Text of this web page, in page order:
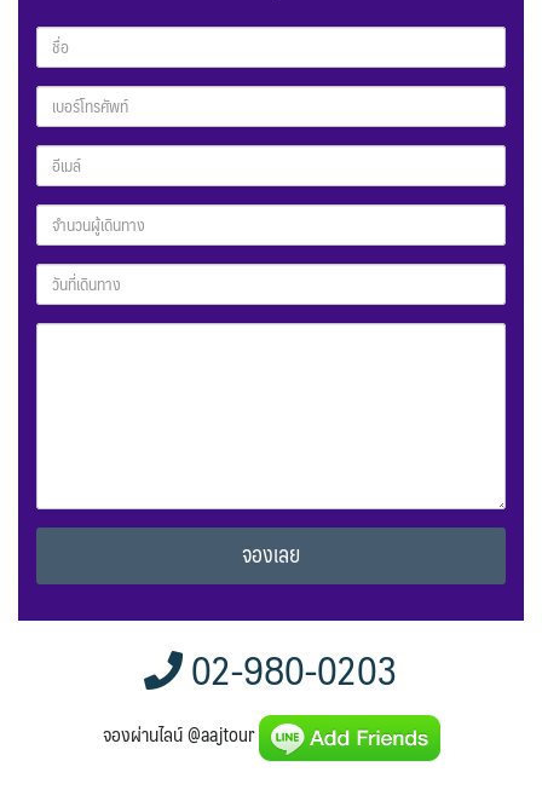
Alternative:
02-980-0203
จองผ่านไลน์ @aajtour